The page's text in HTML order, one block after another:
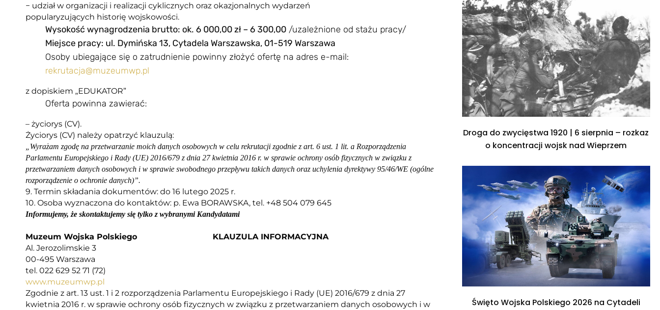
− udział w organizacji i realizacji cyklicznych oraz okazjonalnych wydarzeń
popularyzujących historię wojskowości.
Wysokość wynagrodzenia brutto: ok. 6 000,00 zł – 6 300,00 /uzależnione od stażu pracy/
Miejsce pracy: ul. Dymińska 13, Cytadela Warszawska, 01-519 Warszawa
Osoby ubiegające się o zatrudnienie powinny złożyć ofertę na adres e-mail:
rekrutacja@muzeumwp.pl
z dopiskiem „EDUKATOR”
Oferta powinna zawierać:
– życiorys (CV).
Życiorys (CV) należy opatrzyć klauzulą:
„Wyrażam zgodę na przetwarzanie moich danych osobowych w celu rekrutacji zgodnie z art. 6 ust. 1 lit. a Rozporządzenia
Parlamentu Europejskiego i Rady (UE) 2016/679 z dnia 27 kwietnia 2016 r. w sprawie ochrony osób fizycznych w związku z
przetwarzaniem danych osobowych i w sprawie swobodnego przepływu takich danych oraz uchylenia dyrektywy 95/46/WE (ogólne
rozporządzenie o ochronie danych)”.
9. Termin składania dokumentów: do 16 lutego 2025 r.
10. Osoba wyznaczona do kontaktów: p. Ewa BORAWSKA, tel. +48 504 079 645
Informujemy, że skontaktujemy się tylko z wybranymi Kandydatami
Muzeum Wojska Polskiego
KLAUZULA INFORMACYJNA
Al. Jerozolimskie 3
00-495 Warszawa
tel. 022 629 52 71 (72)
www.muzeumwp.pl
Zgodnie z art. 13 ust. 1 i 2 rozporządzenia Parlamentu Europejskiego i Rady (UE) 2016/679 z dnia 27
kwietnia 2016 r. w sprawie ochrony osób fizycznych w związku z przetwarzaniem danych osobowych i w
Droga do zwycięstwa 1920 | 6 sierpnia – rozkaz
o koncentracji wojsk nad Wieprzem
Święto Wojska Polskiego 2026 na Cytadeli